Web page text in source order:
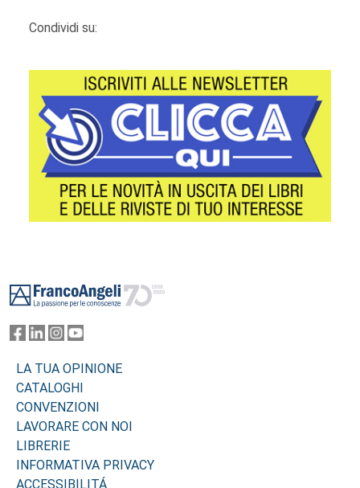
Condividi su:
LA TUA OPINIONE
CATALOGHI
CONVENZIONI
LAVORARE CON NOI
LIBRERIE
INFORMATIVA PRIVACY
ACCESSIBILITÁ